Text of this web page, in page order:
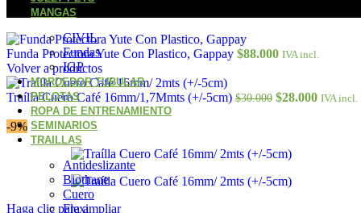
MANGAS
CIVIL
Fundas
IGP
MORDEDOR TUBULAR
PELOTAS
ROPA DE ENTRENAMIENTO
SEMINARIOS
TRAILLAS
Antideslizante
Biothane
Cuero
Flexi
Funda Protectora Yute Con Plastico, Gappay $88.000 IVA incl.
Volver a productos
Traílla Cuero Café 16mm/1,7Mmts (+/-5cm) $30.000 $28.000 IVA incl.
-9%
Haga clic para ampliar